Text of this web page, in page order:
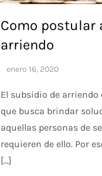
Como postular
arriendo
El subsidio de
que busca brindar
aquellas personas de
requieren de ello. Por
[…]